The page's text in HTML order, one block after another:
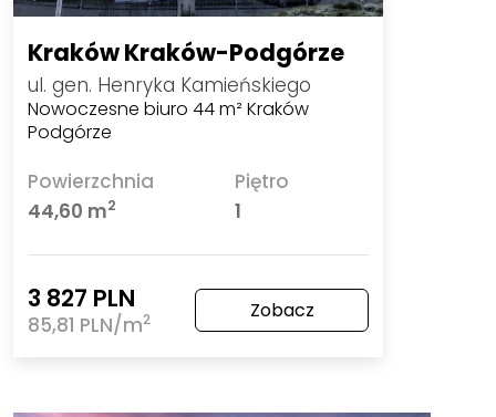
Kraków Kraków-Podgórze
ul. gen. Henryka Kamieńskiego
Nowoczesne biuro 44 m² Kraków
Podgórze
Powierzchnia
44,60 m2
Piętro
1
3 827 PLN
85,81 PLN/m2 Zobacz